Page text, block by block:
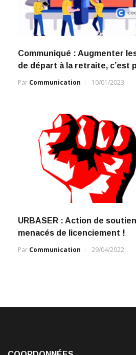
Communiqué : Augmenter
de départ à la retraite, c’est
Par Communication 10/01/2023
URBASER : Action de
menacés de licenciement !
Par Communication 29/04/2022